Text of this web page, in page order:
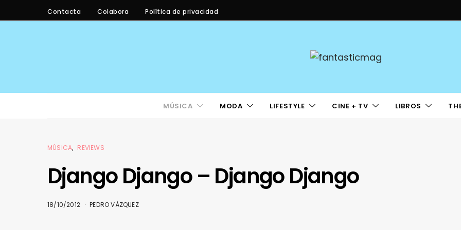
Contacta Colabora Política de privacidad
MÚSICA MODA LIFESTYLE CINE + TV LIBROS
MÚSICA REVIEWS
Django Django – Django Django
18/10/2012 PEDRO VÁZQUEZ